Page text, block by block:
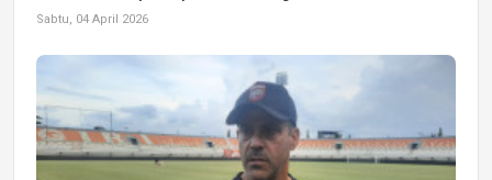
Sabtu, 04 April 2026